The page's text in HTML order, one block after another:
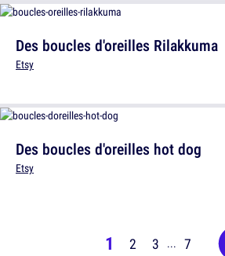
Des boucles d'oreilles Rilakkuma
Etsy
Des boucles d'oreilles hot dog
Etsy
1 2 3 ... 7